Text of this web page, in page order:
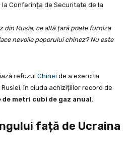
Conferința de Securitate de la
din Rusia, ce altă țară poate furniza
nevoile poporului chinez? Nu este
refuzul Chinei de a exercita
în ciuda achizițiilor record de
de metri cubi de gaz anual.
față de Ucraina